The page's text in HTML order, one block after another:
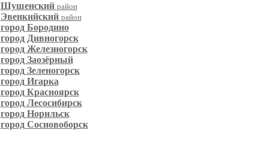
Шушенский район
Эвенкийский район
город Бородино
город Дивногорск
город Железногорск
город Заозёрный
город Зеленогорск
город Игарка
город Красноярск
город Лесосибирск
город Норильск
город Сосновоборск